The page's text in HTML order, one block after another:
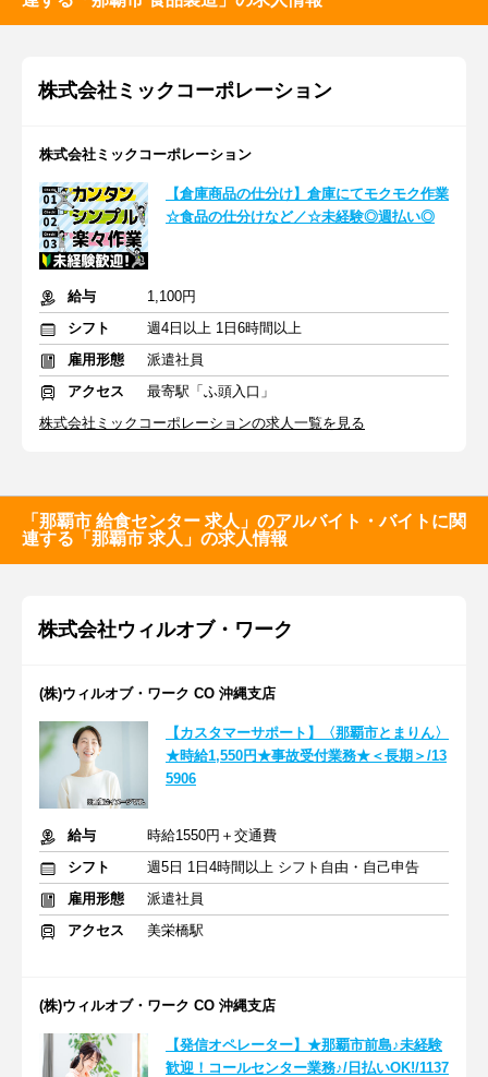
株式会社ミックコーポレーション
株式会社ミックコーポレーション
【倉庫商品の仕分け】倉庫にてモクモク作業
☆食品の仕分けなど／☆未経験◎週払い◎
給与
1,100円
シフト
週4日以上 1日6時間以上
雇用形態
派遣社員
アクセス
最寄駅「ふ頭入口」
株式会社ミックコーポレーションの求人一覧を見る
「那覇市 給食センター 求人」のアルバイト・バイトに関
連する「那覇市 求人」の求人情報
株式会社ウィルオブ・ワーク
(株)ウィルオブ・ワーク CO 沖縄支店
【カスタマーサポート】〈那覇市とまりん〉
★時給1,550円★事故受付業務★＜長期＞/13
5906
給与
時給1550円＋交通費
シフト
週5日 1日4時間以上 シフト自由・自己申告
雇用形態
派遣社員
アクセス
美栄橋駅
(株)ウィルオブ・ワーク CO 沖縄支店
【発信オペレーター】★那覇市前島♪未経験
歓迎！コールセンター業務♪/日払いOK!/1137